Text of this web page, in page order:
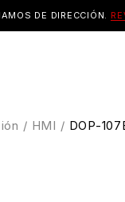
DE DIRECCIÓN.
/ HMI / DOP-